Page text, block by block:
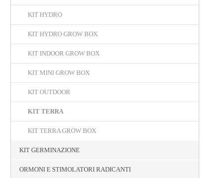
KIT HYDRO
KIT HYDRO GROW BOX
KIT INDOOR GROW BOX
KIT MINI GROW BOX
KIT OUTDOOR
KIT TERRA
KIT TERRA GROW BOX
KIT GERMINAZIONE
ORMONI E STIMOLATORI RADICANTI